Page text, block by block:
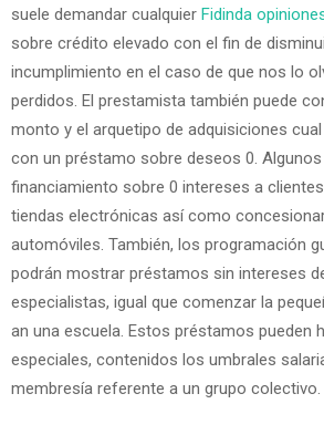
suele demandar cualquier Fidinda
sobre crédito elevado con el fin de
incumplimiento en el caso de que nos lo
perdidos. El prestamista también puede
monto y el arquetipo de adquisiciones
con un préstamo sobre deseos 0.
financiamiento sobre 0 intereses a
tiendas electrónicas así­ como
automóviles. También, los programación
podrán mostrar préstamos sin intereses
especialistas, igual que comenzar la
an una escuela. Estos préstamos pueden
especiales, contenidos los umbrales
membresía referente a un grupo colectivo.